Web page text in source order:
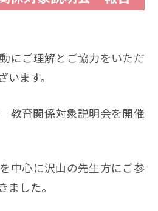
にご理解とご協力をいただ
ます。
教育関係対象説明会を開催
中心に沢山の先生方にご参
ました。